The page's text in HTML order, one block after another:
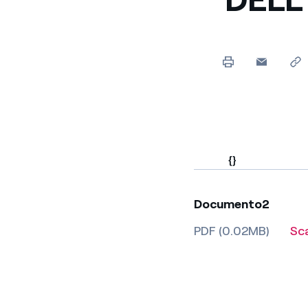
Il canale dove
{}
Documento2
PDF (0.02MB)